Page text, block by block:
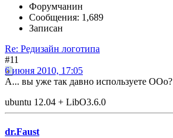
Форумчанин
Сообщения: 1,689
Записан
Re: Редизайн логотипа
#11
6 июня 2010, 17:05
А... вы уже так давно используете OOo?
ubuntu 12.04 + LibO3.6.0
dr.Faust